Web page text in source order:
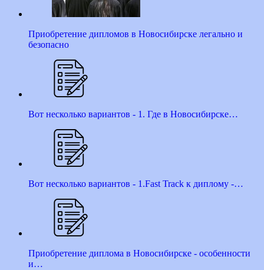
Приобретение дипломов в Новосибирске легально и
безопасно
Вот несколько вариантов - 1. Где в Новосибирске…
Вот несколько вариантов - 1.Fast Track к диплому -…
Приобретение диплома в Новосибирске - особенности
и…